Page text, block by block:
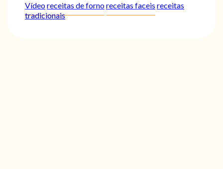
Vídeoreceitas de fornoreceitas faceis receitas
tradicionais